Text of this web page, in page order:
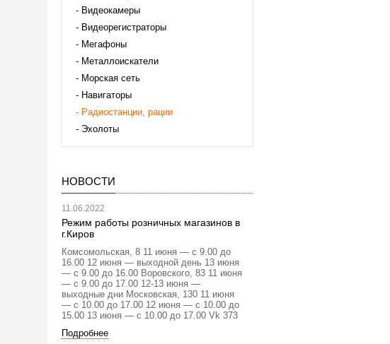
Видеокамеры
Видеорегистраторы
Мегафоны
Металлоискатели
Морская сеть
Навигаторы
Радиостанции, рации
Эхолоты
НОВОСТИ
11.06.2022
Режим работы розничных магазинов в
г.Киров
Комсомольская, 8 11 июня — с 9.00 до
16.00 12 июня — выходной день 13 июня
— с 9.00 до 16.00 Воровского, 83 11 июня
— с 9.00 до 17.00 12-13 июня —
выходные дни Московская, 130 11 июня
— с 10.00 до 17.00 12 июня — с 10.00 до
15.00 13 июня — с 10.00 до 17.00 Vk 373
Подробнее